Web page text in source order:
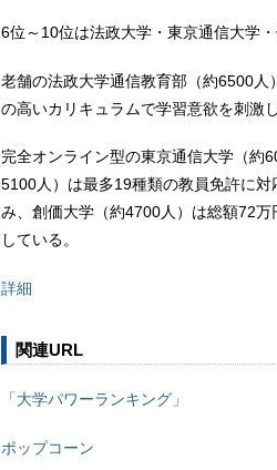
6位～10位は法政大学・東京通信大学
老舗の法政大学通信教育部（約6500
の高いカリキュラムで学習意欲を刺激
完全オンライン型の東京通信大学（約
5100人）は最多19種類の教員免許に
み、創価大学（約4700人）は総額72
している。
詳細
関連URL
「大学パワーランキング」
ポップコーン